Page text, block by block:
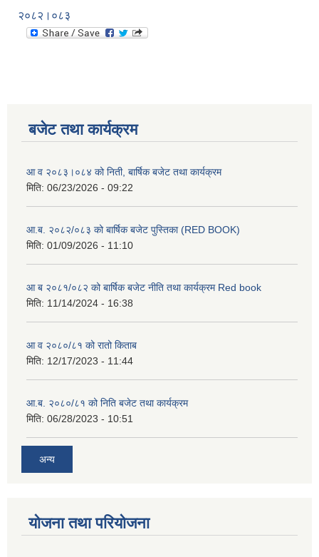
२०८२।०८३
बजेट तथा कार्यक्रम
आ व २०८३।०८४ को निती, बार्षिक बजेट तथा कार्यक्रम
मिति: 06/23/2026 - 09:22
आ.ब. २०८२/०८३ को बार्षिक बजेट पुस्तिका (RED BOOK)
मिति: 01/09/2026 - 11:10
आ ब २०८१/०८२ को बार्षिक बजेट नीति तथा कार्यक्रम Red book
मिति: 11/14/2024 - 16:38
आ व २०८०/८१ को रातो किताब
मिति: 12/17/2023 - 11:44
आ.ब. २०८०/८१ को निति बजेट तथा कार्यक्रम
मिति: 06/28/2023 - 10:51
अन्य
योजना तथा परियोजना